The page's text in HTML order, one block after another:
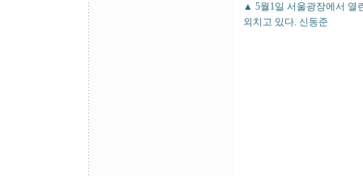
▲ 5월1일 서울광장에서 열
외치고 있다. 신동준